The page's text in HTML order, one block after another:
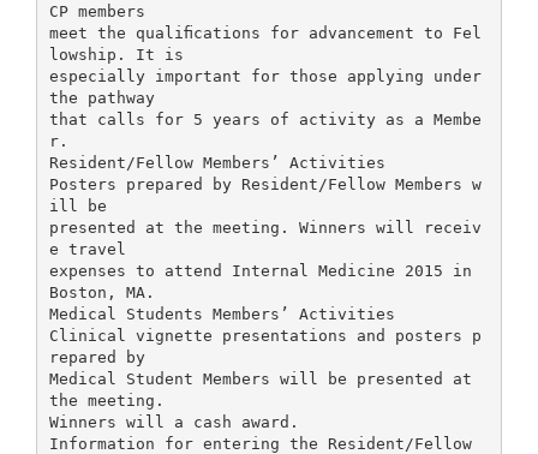
CP members
meet the qualiﬁcations for advancement to Fel
lowship. It is
especially important for those applying under
the pathway
that calls for 5 years of activity as a Membe
r.
Resident/Fellow Members’ Activities
Posters prepared by Resident/Fellow Members w
ill be
presented at the meeting. Winners will receiv
e travel
expenses to attend Internal Medicine 2015 in
Boston, MA.
Medical Students Members’ Activities
Clinical vignette presentations and posters p
repared by
Medical Student Members will be presented at
the meeting.
Winners will a cash award.
Information for entering the Resident/Fellow